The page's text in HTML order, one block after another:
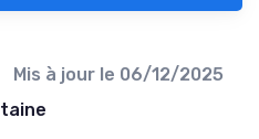
Mis à jour le 06/12/2025